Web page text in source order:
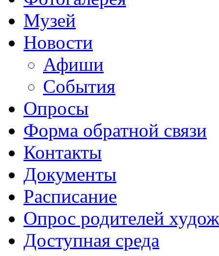
Музей
Новости
Афиши
События
Опросы
Форма обратной связи
Контакты
Документы
Расписание
Опрос родителей
Доступная среда